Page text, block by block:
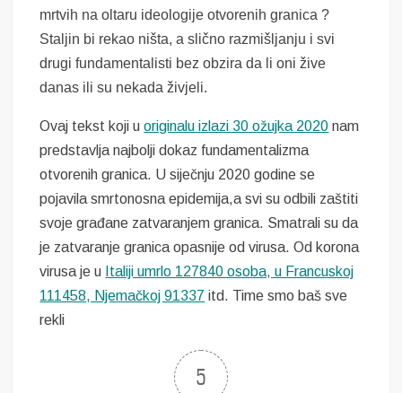
mrtvih na oltaru ideologije otvorenih granica ?
Staljin bi rekao ništa, a slično razmišljanju i svi
drugi fundamentalisti bez obzira da li oni žive
danas ili su nekada živjeli.
Ovaj tekst koji uoriginalu izlazi 30 ožujka 2020 nam
predstavlja najbolji dokaz fundamentalizma
otvorenih granica. U siječnju 2020 godine se
pojavila smrtonosna epidemija,a svi su odbili zaštiti
svoje građane zatvaranjem granica. Smatrali su da
je zatvaranje granica opasnije od virusa. Od korona
virusa je u Italiji umrlo 127840 osoba, u Francuskoj
111458, Njemačkoj 91337 itd. Time smo baš sve
rekli
5